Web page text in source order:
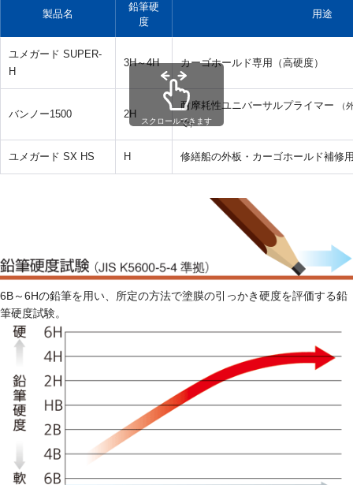
製品名
鉛筆硬
度
用途
ユメガード SUPER-
H
3H～4H カーゴホールド専用（高硬度）
バンノー1500 2H
耐摩耗性ユニバーサルプライマー
（
で）
ユメガード SX HS H 修繕船の外板・カーゴホールド補修
スクロールできます
6B～6Hの鉛筆を用い、所定の方法で塗膜の引っかき硬度を評価する鉛
筆硬度試験。